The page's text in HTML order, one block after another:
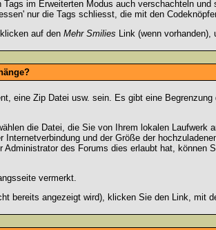
im Erweiterten Modus auch verschachteln und
nur die Tags schliesst, die mit den
auf den Mehr Smilies Link (wenn
eine Zip Datei usw. sein. Es gibt eine
die Datei, die Sie von Ihrem lokalen Laufwerk
und der Größe der
des Forums dies erlaubt hat, können
vermerkt.
bereits angezeigt wird), klicken Sie den Link, mit